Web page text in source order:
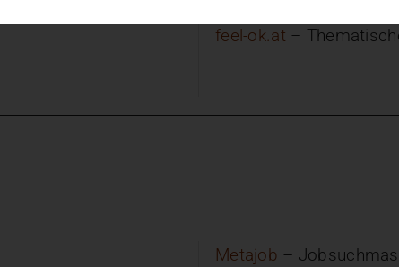
feel-ok.at –
Metajob –